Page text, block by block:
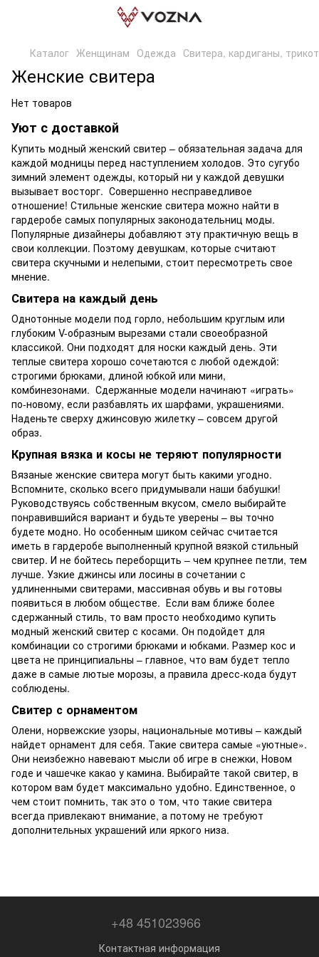
Каталог Женщинам Одежда Свитера, кардиганы,
Женские свитера
Нет товаров
Уют с доставкой
Купить модный женский свитер – обязательная задача для
каждой модницы перед наступлением холодов. Это сугубо
зимний элемент одежды, который ни у каждой девушки
вызывает восторг. Совершенно несправедливое
отношение! Стильные женские свитера можно найти в
гардеробе самых популярных законодательниц моды.
Популярные дизайнеры добавляют эту практичную вещь в
свои коллекции. Поэтому девушкам, которые считают
свитера скучными и нелепыми, стоит пересмотреть свое
мнение.
Свитера на каждый день
Однотонные модели под горло, небольшим круглым или
глубоким V-образным вырезами стали своеобразной
классикой. Они подходят для носки каждый день. Эти
теплые свитера хорошо сочетаются с любой одеждой:
строгими брюками, длиной юбкой или мини,
комбинезонами. Сдержанные модели начинают «играть»
по-новому, если разбавлять их шарфами, украшениями.
Наденьте сверху джинсовую жилетку – совсем другой
образ.
Крупная вязка и косы не теряют популярности
Вязаные женские свитера могут быть какими угодно.
Вспомните, сколько всего придумывали наши бабушки!
Руководствуясь собственным вкусом, смело выбирайте
понравившийся вариант и будьте уверены – вы точно
будете модно. Но особенным шиком сейчас считается
иметь в гардеробе выполненный крупной вязкой стильный
свитер. И не бойтесь переборщить – чем крупнее петли, тем
лучше. Узкие джинсы или лосины в сочетании с
удлиненными свитерами, массивная обувь и вы готовы
появиться в любом обществе. Если вам ближе более
сдержанный стиль, то вам просто необходимо купить
модный женский свитер с косами. Он подойдет для
комбинации со строгими брюками и юбками. Размер кос и
цвета не принципиальны – главное, что вам будет тепло
даже в самые лютые морозы, а правила дресс-кода будут
соблюдены.
Свитер с орнаментом
Олени, норвежские узоры, национальные мотивы – каждый
найдет орнамент для себя. Такие свитера самые «уютные».
Они неизбежно навевают мысли об игре в снежки, Новом
годе и чашечке какао у камина. Выбирайте такой свитер, в
котором вам будет максимально удобно. Единственное, о
чем стоит помнить, так это о том, что такие свитера
всегда привлекают внимание, а потому не требуют
дополнительных украшений или яркого низа.
+48 451023966
Контактная информация